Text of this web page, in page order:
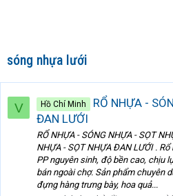
sóng nhựa lưới
V Hồ Chí Minh
RỔ NHỰA -
ĐAN LƯỚI
RỔ NHỰA - SÓNG NHỰA - SỌT
NHỰA - SỌT NHỰA ĐAN LƯỚI .
PP nguyên sinh, độ bền cao, chịu
bán ngoài chợ. Sản phẩm chuyên
đựng hàng trưng bày, hoa quả...